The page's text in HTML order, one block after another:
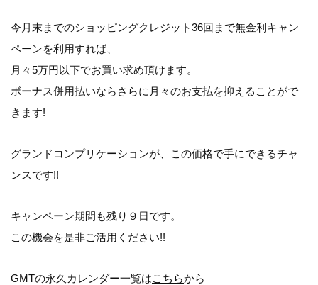
今月末までのショッピングクレジット36回まで無金利キャン
ペーンを利用すれば、
月々5万円以下でお買い求め頂けます。
ボーナス併用払いならさらに月々のお支払を抑えることがで
きます!
グランドコンプリケーションが、この価格で手にできるチャ
ンスです!!
キャンペーン期間も残り９日です。
この機会を是非ご活用ください!!
GMTの永久カレンダー一覧はこちらから